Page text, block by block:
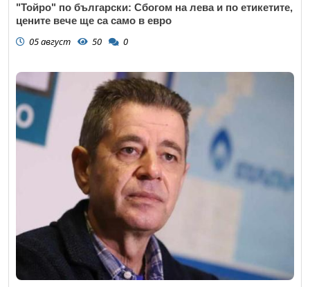
"Тойро" по български: Сбогом на лева и по етикетите,
цените вече ще са само в евро
05 август 50 0